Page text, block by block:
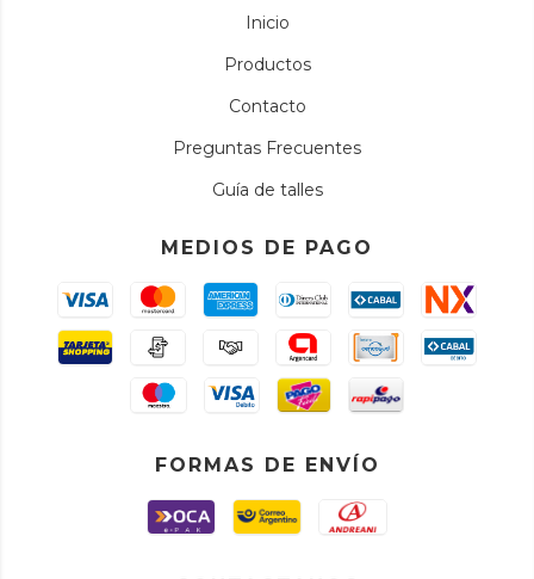
Inicio
Productos
Contacto
Preguntas Frecuentes
Guía de talles
MEDIOS DE PAGO
FORMAS DE ENVÍO